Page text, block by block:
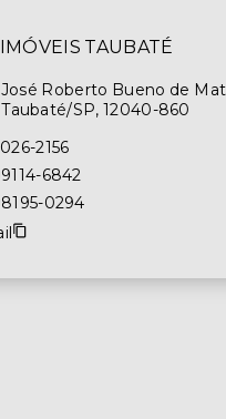
TAUBATÉ
Roberto Bueno de
SP, 12040-860
2156
6842
0294